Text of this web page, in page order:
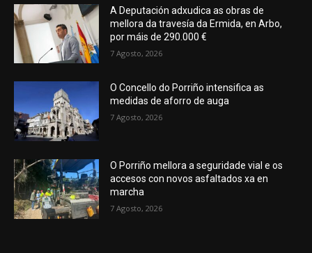
A Deputación adxudica as obras de
mellora da travesía da Ermida, en Arbo,
por máis de 290.000 €
7 Agosto, 2026
O Concello do Porriño intensifica as
medidas de aforro de auga
7 Agosto, 2026
O Porriño mellora a seguridade vial e os
accesos con novos asfaltados xa en
marcha
7 Agosto, 2026